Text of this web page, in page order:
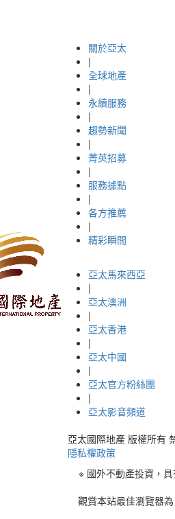
關於亞太
|
全球地產
|
永續服務
|
趨勢新聞
|
菁英招募
|
服務據點
|
各方推薦
|
精彩瞬間
亞太馬來西亞
|
亞太澳洲
|
亞太香港
|
亞太中國
|
亞太官方粉絲團
|
亞太影音頻道
亞太國際地產 版權所有
隱私權政策
※ 國外不動產投資，
觀賞本站最佳瀏覽器